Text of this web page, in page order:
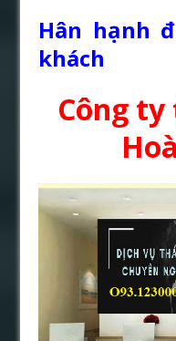
Hân hạnh
khách
Công